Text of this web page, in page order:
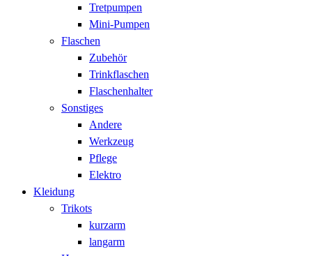
Tretpumpen
Mini-Pumpen
Flaschen
Zubehör
Trinkflaschen
Flaschenhalter
Sonstiges
Andere
Werkzeug
Pflege
Elektro
Kleidung
Trikots
kurzarm
langarm